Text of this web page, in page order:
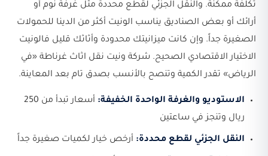
تكلفة ممكنة. والنقل الجزئي لقطع محددة مثل غرفة نوم أو
أرائك أو بعض الصناديق يناسب الونيت أكثر من الدينا للحمولات
الصغيرة جداً. وإن كانت ميزانيتك محدودة وأثاثك قليل فالونيت
الاختيار الاقتصادي الصحيح. شركة ونيت نقل اثاث غرناطة «في
الرياض» تقدر الكمية وتنصح بالأنسب بصدق تام بعد المعاينة.
الاستوديو والغرفة الواحدة الخفيفة:
أسعار تبدأ من 250
ريال وتنجز في ساعتين
النقل الجزئي لقطع محددة: أرخص خيار لكميات صغيرة جداً